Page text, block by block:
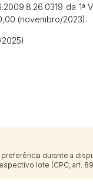
da 1ª
(novembro/2023).
durante a
lote (CPC, art.